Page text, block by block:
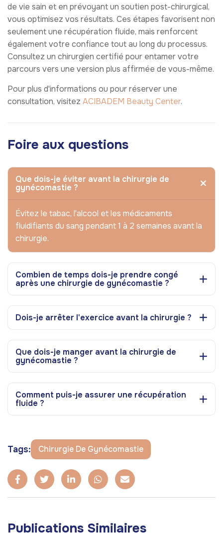
de vie sain et en prévoyant un soutien post-chirurgical,
vous optimisez vos résultats. Ces étapes favorisent non
seulement une récupération fluide, mais renforcent
également votre confiance tout au long du processus.
Consultez un chirurgien certifié pour entamer votre
parcours vers une version plus affirmée de vous-même.
Pour plus d'informations ou pour réserver une
consultation, visitez ACIBADEM Beauty Center.
Foire aux questions
Que dois-je éviter avant la chirurgie de
gynécomastie ?
Évitez le tabac, l'alcool et les médicaments
fluidifiants du sang pendant 1 à 2 semaines avant la
chirurgie.
Combien de temps dois-je prendre congé
après une chirurgie de gynécomastie ?
Dois-je arrêter l'exercice avant la chirurgie ?
Que dois-je manger avant la chirurgie de
gynécomastie ?
Comment puis-je assurer une récupération
fluide ?
Tags: Chirurgie De Gynécomastie
Publications Similaires